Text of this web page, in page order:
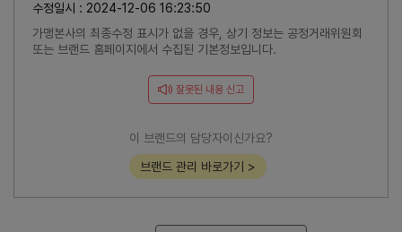
수정일시 : 2024-12-06 16:23:50
가맹본사의 최종수정 표시가 없을 경우, 상기 정보는 공정거래위원회
또는 브랜드 홈페이지에서 수집된 기본정보입니다.
잘못된 내용 신고
이 브랜드의 담당자이신가요?
브랜드 관리 바로가기 >